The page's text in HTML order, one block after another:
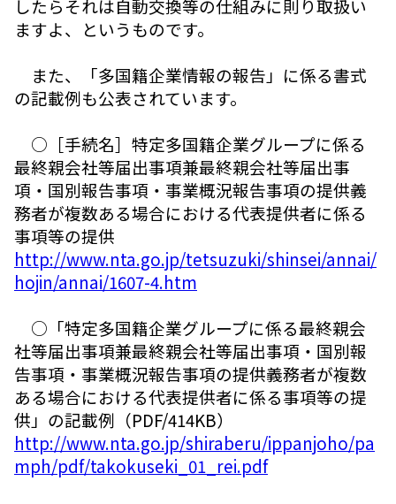
したらそれは自動交換等の仕組みに則り取扱い
ますよ、というものです。
また、「多国籍企業情報の報告」に係る書式
の記載例も公表されています。
○［手続名］特定多国籍企業グループに係る
最終親会社等届出事項兼最終親会社等届出事
項・国別報告事項・事業概況報告事項の提供義
務者が複数ある場合における代表提供者に係る
事項等の提供
http://www.nta.go.jp/tetsuzuki/shinsei/annai/
hojin/annai/1607-4.htm
○「特定多国籍企業グループに係る最終親会
社等届出事項兼最終親会社等届出事項・国別報
告事項・事業概況報告事項の提供義務者が複数
ある場合における代表提供者に係る事項等の提
供」の記載例（PDF/414KB）
http://www.nta.go.jp/shiraberu/ippanjoho/pa
mph/pdf/takokuseki_01_rei.pdf